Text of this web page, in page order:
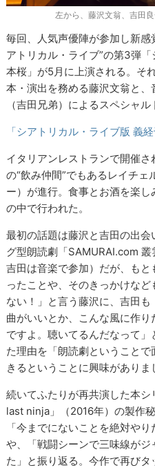
左から、藤沢文翁、吉田
毎回、人気声優陣が参加し新
アトリカル・ライブ”の第3弾
本桜」が5月に上演される。そ
本・演出を務める藤沢文翁と
（吉田兄弟）によるスペシャ
「シアトリカル・ライブ版 義
イタリアンレストランで開催
の“飲み仲間”でもあるレイチ
ー）が進行。食事とお酒を楽
の中で行われた。
最初の話題は藤沢と吉田の出
グ型朗読劇「SAMURAI.com
吉田は音楽で参加）だが、も
ったことや、そのきっかけな
ない！」と言う藤沢に、吉田
曲がいいとか、こんな風に作
ですよ。聴いてるんだなって
た理由を「朗読劇ということ
きるということに興味がありま
続いてふたりが再共演した本
last ninja」（2016年）の製作
「今までにないことを絶対や
や、「戦闘シーンで三味線が
た」と振り返る。今作で再び